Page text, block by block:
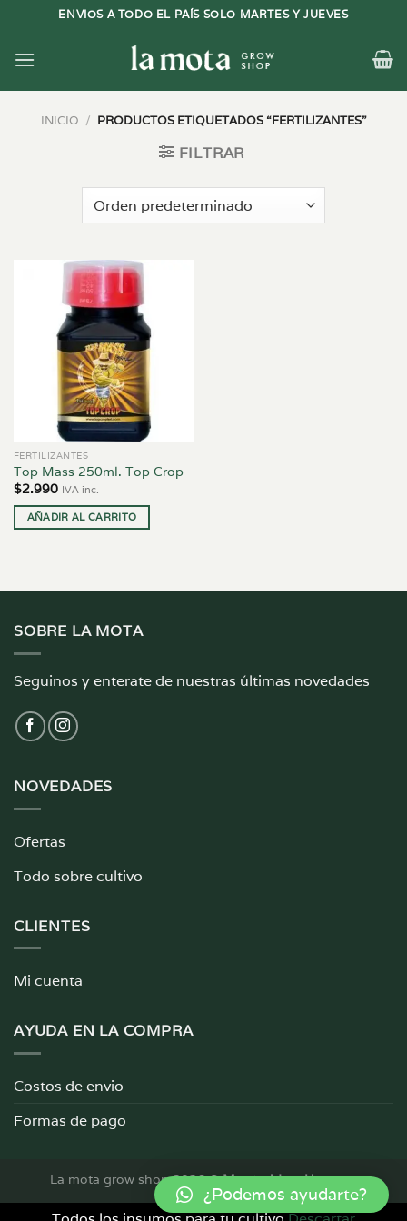
contenido
ENVIOS A TODO EL PAÍS SOLO MARTES Y JUEVES
INICIO / PRODUCTOS ETIQUETADOS “FERTILIZANTES”
FILTRAR
FERTILIZANTES
Top Mass 250ml. Top Crop
$2.990 IVA inc.
AÑADIR AL CARRITO
SOBRE LA MOTA
Seguinos y enterate de nuestras últimas novedades
NOVEDADES
Ofertas
Todo sobre cultivo
CLIENTES
Mi cuenta
AYUDA EN LA COMPRA
Costos de envio
Formas de pago
La mota grow shop 2026 ©Montevideo, Uruguay
¿Podemos ayudarte?